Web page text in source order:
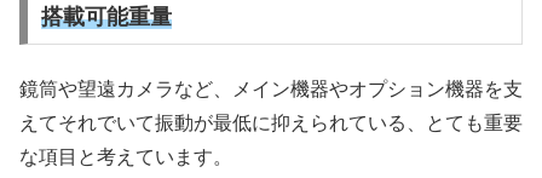
搭載可能重量
鏡筒や望遠カメラなど、メイン機器やオプション機器を支
えてそれでいて振動が最低に抑えられている、とても重要
な項目と考えています。